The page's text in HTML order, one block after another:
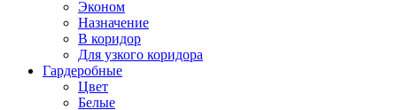
Эконом
Назначение
В коридор
Для узкого коридора
Гардеробные
Цвет
Белые